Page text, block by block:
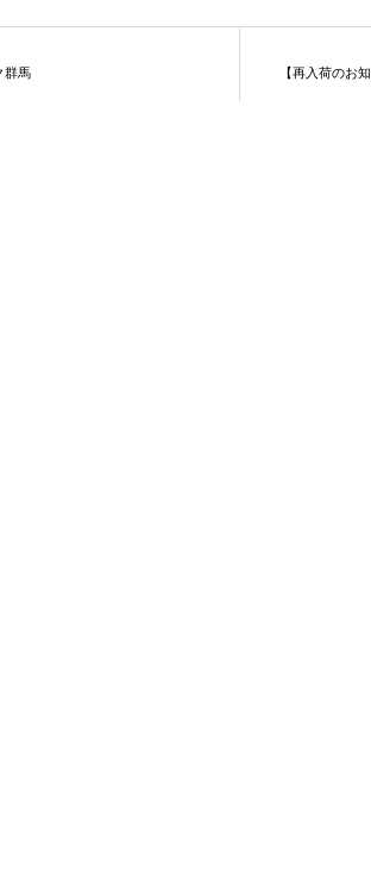
群馬 【再入荷のお